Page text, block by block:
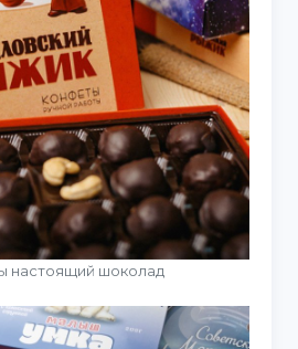
настоящий шоколад